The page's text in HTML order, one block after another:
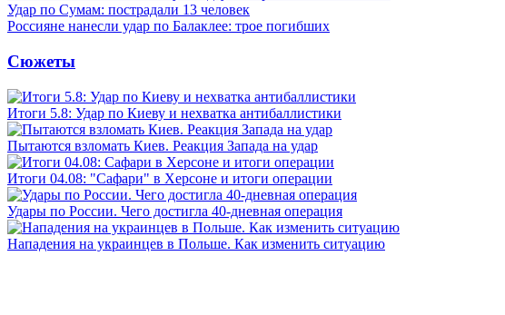
Удар по Сумам: пострадали 13 человек
Россияне нанесли удар по Балаклее: трое погибших
Сюжеты
Итоги 5.8: Удар по Киеву и нехватка антибаллистики
Пытаются взломать Киев. Реакция Запада на удар
Итоги 04.08: "Сафари" в Херсоне и итоги операции
Удары по России. Чего достигла 40-дневная операция
Нападения на украинцев в Польше. Как изменить ситуацию